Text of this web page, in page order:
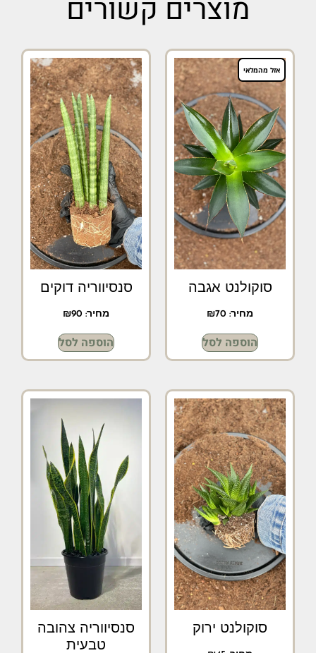
מוצרים קשורים
אזל מהמלאי
סוקולנט אגבה
מחיר: ₪70
הוספה לסל
סנסיווריה דוקים
מחיר: ₪90
הוספה לסל
סוקולנט ירוק
סנסיווריה צהובה
טבעית